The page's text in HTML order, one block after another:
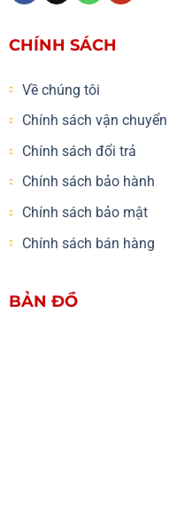
CHÍNH SÁCH
Về chúng tôi
Chính sách vận chuyển
Chính sách đổi trả
Chính sách bảo hành
Chính sách bảo mật
Chính sách bán hàng
BẢN ĐỒ